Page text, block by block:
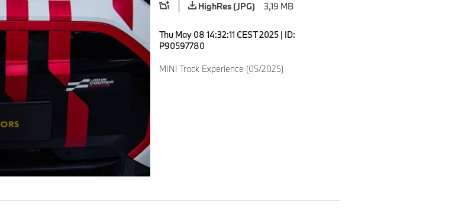
HighRes (JPG)
3,19 MB
Thu May 08 14:32:11 CEST 2025 | ID:
P90597780
MINI Track Experience (05/2025)